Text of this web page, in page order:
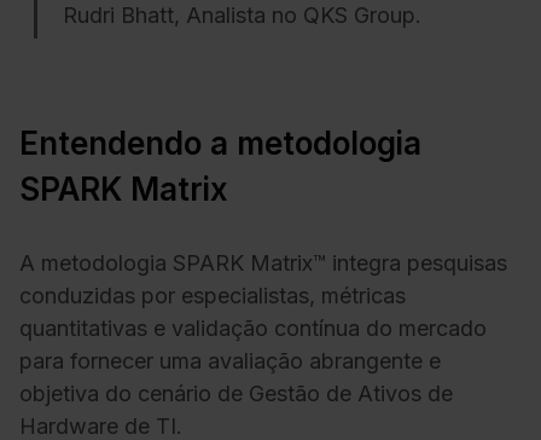
Rudri Bhatt, Analista no QKS Group.
Entendendo a metodologia
SPARK Matrix
A metodologia SPARK Matrix™ integra pesquisas
conduzidas por especialistas, métricas
quantitativas e validação contínua do mercado
para fornecer uma avaliação abrangente e
objetiva do cenário de Gestão de Ativos de
Hardware de TI.